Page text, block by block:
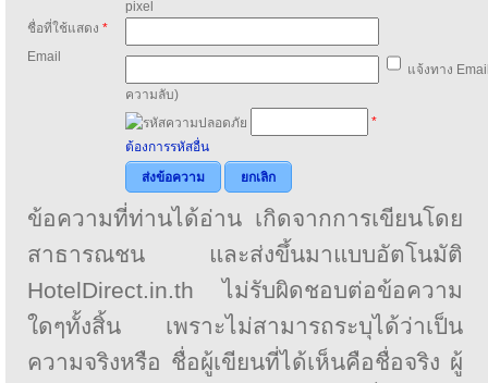
pixel
ชื่อที่ใช้แสดง *
Email
แจ้งทาง
ความลับ)
*
ต้องการรหัสอื่น
ส่งข้อความ
ยกเลิก
ข้อความที่ท่านได้อ่าน เกิดจากการเขียนโดย
สาธารณชน และส่งขึ้นมาแบบอัตโนมัติ
HotelDirect.in.th ไม่รับผิดชอบต่อข้อความ
ใดๆทั้งสิ้น เพราะไม่สามารถระบุได้ว่าเป็น
ความจริงหรือ ชื่อผู้เขียนที่ได้เห็นคือชื่อจริง ผู้